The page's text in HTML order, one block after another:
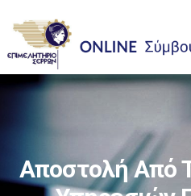
Αποστολή Από